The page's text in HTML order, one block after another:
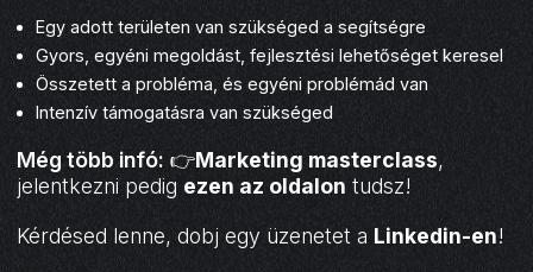
Egy adott területen van szükséged a segítségre
Gyors, egyéni megoldást, fejlesztési lehetőséget keresel
Összetett a probléma, és egyéni problémád van
Intenzív támogatásra van szükséged
Még több infó: 👉Marketing masterclass,
jelentkezni pedig ezen az oldalon tudsz!
Kérdésed lenne, dobj egy üzenetet a Linkedin-en!